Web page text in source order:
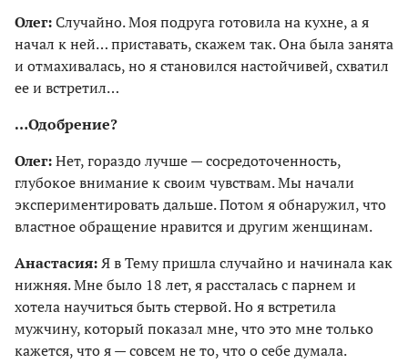
Олег:Случайно. Моя подруга готовила на кухне, а я
начал к ней… приставать, скажем так. Она была занята
и отмахивалась, но я становился настойчивей, схватил
ее и встретил…
…Одобрение?
Олег:Нет, гораздо лучше — сосредоточенность,
глубокое внимание к своим чувствам. Мы начали
экспериментировать дальше. Потом я обнаружил, что
властное обращение нравится и другим женщинам.
Анастасия:Я в Тему пришла случайно и начинала как
нижняя. Мне было 18 лет, я рассталась с парнем и
хотела научиться быть стервой. Но я встретила
мужчину, который показал мне, что это мне только
кажется, что я — совсем не то, что о себе думала.